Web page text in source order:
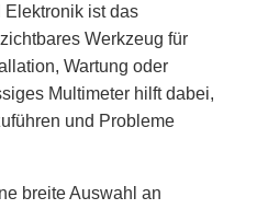
Elektronik ist das
Werkzeug für
Wartung oder
Multimeter hilft dabei,
und Probleme
breite Auswahl an